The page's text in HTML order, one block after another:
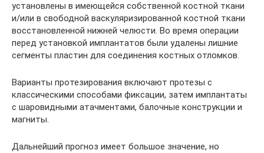
установлены в имеющейся собственной костной ткани
и/или в свободной васкуляризированной костной ткани
восстановленной нижней челюсти. Во время операции
перед установкой имплантатов были удалены лишние
сегменты пластин для соединения костных отломков.
Варианты протезирования включают протезы с
классическими способами фиксации, затем имплантаты
с шаровидными атачментами, балочные конструкции и
магниты.
Дальнейший прогноз имеет большое значение, но